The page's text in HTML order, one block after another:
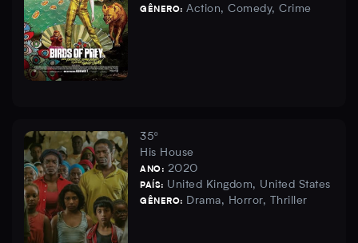
GÊNERO: Action, Comedy, Crime
35º
His House
ANO: 2020
PAÍS: United Kingdom, United States
GÊNERO: Drama, Horror, Thriller